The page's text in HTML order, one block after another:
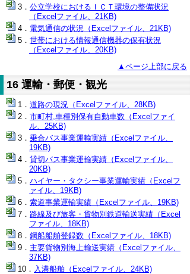
公立学校におけるＩＣＴ環境の整備状況
（Excelファイル、21KB)
電気通信の状況（Excelファイル、21KB)
世帯における情報通信機器の保有状況
（Excelファイル、20KB)
▲ページ上部に戻る
16 運輸・郵便・観光
道路の現況（Excelファイル、28KB)
市町村,車種別保有自動車数（Excelファイ
ル、25KB)
乗合バス事業運輸実績（Excelファイル、
19KB)
貸切バス事業運輸実績（Excelファイル、
20KB)
ハイヤー・タクシー事業運輸実績（Excelフ
ァイル、19KB)
索道事業運輸実績（Excelファイル、19KB)
路線及び旅客・貨物別鉄道輸送実績（Excel
ファイル、18KB)
鋼船船舶登録数（Excelファイル、18KB)
主要貨物別海上輸送実績（Excelファイル、
37KB)
入港船舶（Excelファイル、24KB)